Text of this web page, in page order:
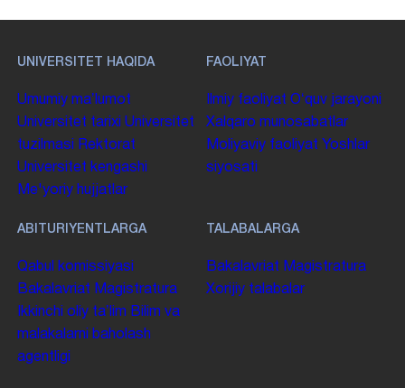
UNIVERSITET HAQIDA
Umumiy maʼlumot
Universitet tarixi Universitet
tuzilmasi
Rektorat
Universitet kengashi
Me'yoriy hujjatlar
FAOLIYAT
Ilmiy faoliyat Oʻquv jarayoni
Xalqaro munosabatlar
Moliyaviy faoliyat Yoshlar
siyosati
ABITURIYENTLARGA
Qabul komissiyasi
Bakalavriat Magistratura
Ikkinchi oliy taʼlim Bilim va
malakalarni baholash
agentligi
TALABALARGA
Bakalavriat Magistratura
Xorijiy talabalar